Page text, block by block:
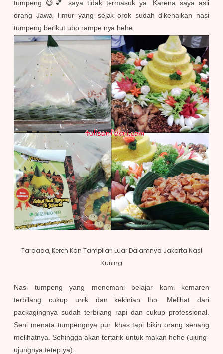
tumpeng 😅💕 saya tidak termasuk ya. Karena saya asli
orang Jawa Timur yang sejak orok sudah dikenalkan nasi
tumpeng berikut ubo rampe nya hehe.
Taraaaa, Keren Kan Tampilan Luar Dalamnya Jakarta Nasi
Kuning
Nasi tumpeng yang menemani belajar kami kemaren
terbilang cukup unik dan kekinian lho. Melihat dari
packagingnya sudah terbilang rapi dan cukup professional.
Seni menata tumpengnya pun khas tapi bikin orang senang
melihatnya. Sehingga akan tertarik untuk makan hehe (ujung-
ujungnya tetep ya).